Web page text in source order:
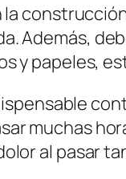
la
Además,
y papeles,
muchas
al pasar